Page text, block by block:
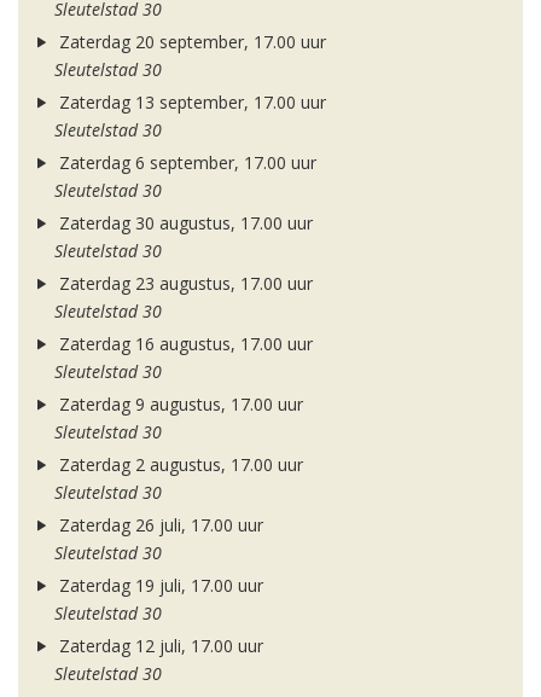
Sleutelstad 30
Zaterdag 20 september, 17.00 uur
Sleutelstad 30
Zaterdag 13 september, 17.00 uur
Sleutelstad 30
Zaterdag 6 september, 17.00 uur
Sleutelstad 30
Zaterdag 30 augustus, 17.00 uur
Sleutelstad 30
Zaterdag 23 augustus, 17.00 uur
Sleutelstad 30
Zaterdag 16 augustus, 17.00 uur
Sleutelstad 30
Zaterdag 9 augustus, 17.00 uur
Sleutelstad 30
Zaterdag 2 augustus, 17.00 uur
Sleutelstad 30
Zaterdag 26 juli, 17.00 uur
Sleutelstad 30
Zaterdag 19 juli, 17.00 uur
Sleutelstad 30
Zaterdag 12 juli, 17.00 uur
Sleutelstad 30